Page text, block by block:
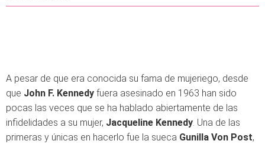
A pesar de que era conocida su fama de mujeriego, desde
que John F. Kennedy fuera asesinado en 1963 han sido
pocas las veces que se ha hablado abiertamente de las
infidelidades a su mujer, Jacqueline Kennedy. Una de las
primeras y únicas en hacerlo fue la sueca Gunilla Von Post,